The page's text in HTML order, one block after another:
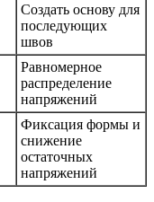
Создать основу для
последующих
швов
Равномерное
распределение
напряжений
Фиксация формы и
снижение
остаточных
напряжений